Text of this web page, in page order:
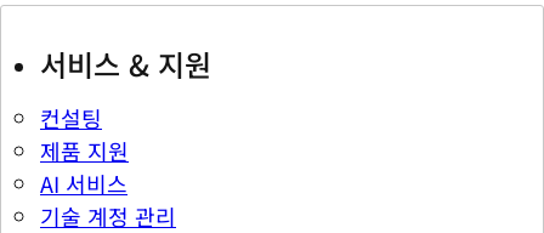
서비스 & 지원
컨설팅
제품 지원
AI 서비스
기술 계정 관리